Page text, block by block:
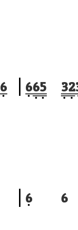
6 665 32
6 6